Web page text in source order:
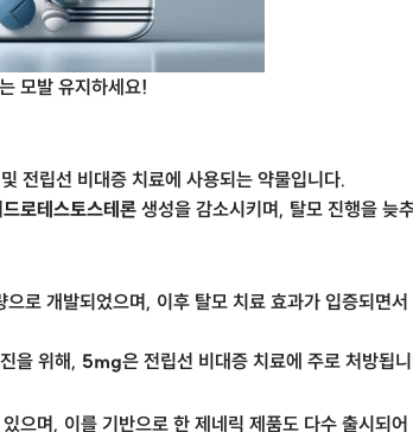
모발 유지하세요!
전립선 비대증 치료에 사용되는 약물입니다.
로테스토스테론 생성을 감소시키며, 탈모 진행을 늦
로 개발되었으며, 이후 탈모 치료 효과가 입증되면
을 위해, 5mg은 전립선 비대증 치료에 주로 처방됩
으며, 이를 기반으로 한 제네릭 제품도 다수 출시되어